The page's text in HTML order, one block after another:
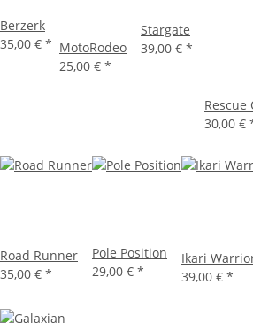
Berzerk
35,00 € * MotoRodeo
25,00 € *
Stargate
39,00 € *
Rescue
30,00 €
Road Runner
35,00 € *
Pole Position
29,00 € *
Ikari
39,00 € *